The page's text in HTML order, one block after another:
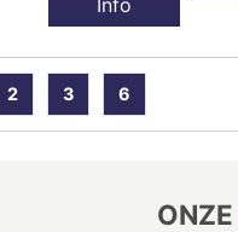
2 3 6
ONZE